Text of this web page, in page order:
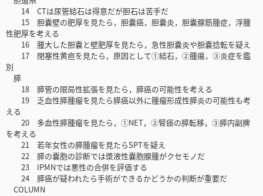
14 CTは尿管結石は得意だが胆石は苦手だ
15 胆嚢壁の肥厚を見たら，胆嚢癌，胆嚢炎，胆嚢腺筋腫症，浮腫
性肥厚を考える
16 腫大した胆嚢と壁肥厚を見たら，急性胆嚢炎や胆嚢捻転を疑え
17 閉塞性黄疸を見たら，原因として①結石，②腫瘍，③炎症を鑑
別
膵
18 膵管の限局性拡張を見たら，膵癌の可能性を考える
19 乏血性膵腫瘤を見たら膵癌以外に腫瘤形成性膵炎の可能性も考
える
20 多血性膵腫瘤を見たら，①NET，②腎癌の膵転移，③膵内副脾
を考える
21 若年女性の膵腫瘤を見たらSPTを疑え
22 膵の嚢胞の診断では漿液性嚢胞腺腫がクセモノだ
23 IPMNでは悪性の合併を評価する
24 膵癌が疑われたら手術ができるかどうかの判断が重要だ
COLUMN